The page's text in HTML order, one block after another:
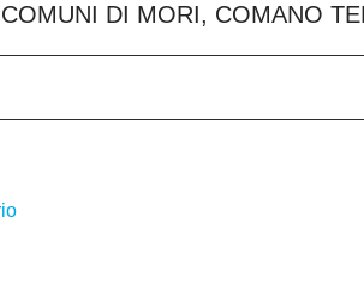
DI MORI, COMANO